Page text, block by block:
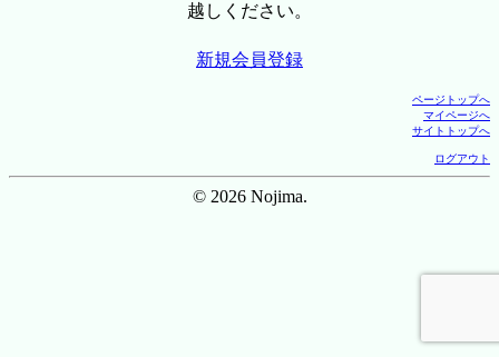
越しください。
新規会員登録
ページトップへ
マイページへ
サイトトップへ
ログアウト
© 2026 Nojima.